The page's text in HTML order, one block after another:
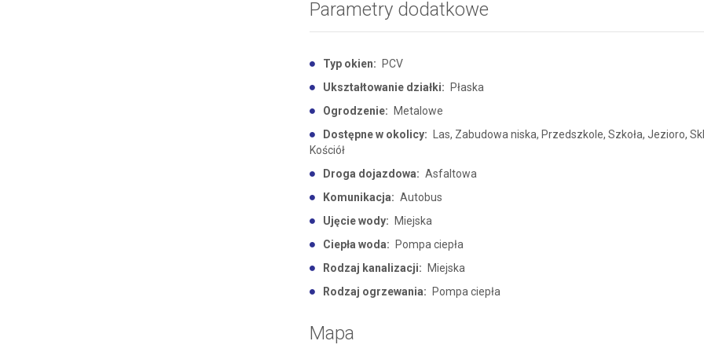
Parametry dodatkowe
Typ okien:
PCV
Ukształtowanie działki:
Płaska
Ogrodzenie:
Metalowe
Dostępne w okolicy:
Las, Zabudowa niska, Przedszkole, Szkoła, Jezioro,
Kościół
Droga dojazdowa: Asfaltowa
Komunikacja: Autobus
Ujęcie wody:
Miejska
Ciepła woda:
Pompa ciepła
Rodzaj kanalizacji:
Miejska
Rodzaj ogrzewania:
Pompa ciepła
Mapa